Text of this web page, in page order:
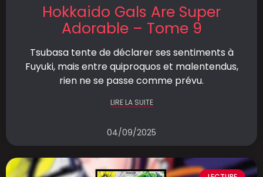
Hokkaido Gals Are Super
Adorable – Tome 9
Tsubasa tente de déclarer ses sentiments à
Fuyuki, mais entre quiproquos et malentendus,
rien ne se passe comme prévu.
LIRE LA SUITE
04/09/2025